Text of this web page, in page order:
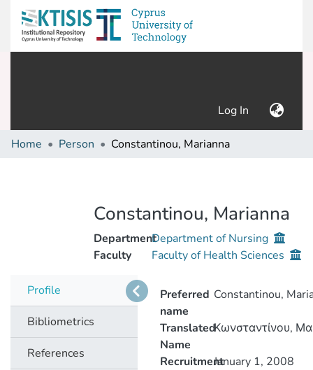
Log In (current)
Home Person Constantinou, Marianna
Constantinou, Marianna
DepartmentDepartment of Nursing
Faculty
Faculty of Health Sciences
Profile
Bibliometrics
References
Preferred
name
Constantinou,
Translated
Name
Κωνσταντίνου,
RecruitmentJanuary 1, 2008